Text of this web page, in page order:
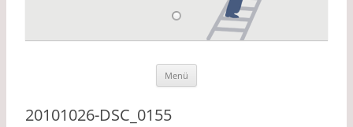
Paettkes News
Der Edelfedern Reiseblog – Die ganze
und Geschichten aus dem Leben
Menü
20101026-DSC_0155